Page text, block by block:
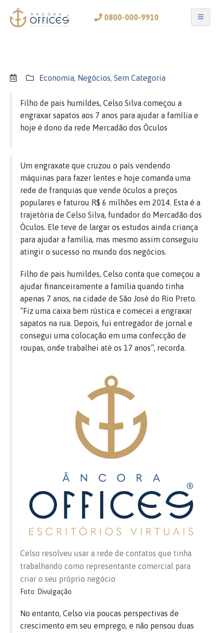
0800-000-9910
Economia, Negócios, Sem Categoria
Filho de pais humildes, Celso Silva começou a
engraxar sapatos aos 7 anos para ajudar a família e
hoje é dono da rede Mercadão dos Óculos
Um engraxate que cruzou o país vendendo
máquinas para fazer lentes e hoje comanda uma
rede de franquias que vende óculos a preços
populares e faturou R$ 6 milhões em 2014. Esta é a
trajetória de Celso Silva, fundador do Mercadão dos
Óculos. Ele teve de largar os estudos ainda criança
para ajudar a família, mas mesmo assim conseguiu
atingir o sucesso no mundo dos negócios.
Filho de pais humildes, Celso conta que começou a
ajudar financeiramente a família quando tinha
apenas 7 anos, na cidade de São José do Rio Preto.
“Fiz uma caixa bem rústica e comecei a engraxar
sapatos na rua. Depois, fui entregador de jornal e
consegui uma colocação em uma confecção de
roupas, onde trabalhei até os 17 anos”, recorda.
Celso resolveu usar a rede de contatos que tinha
trabalhando como representante comercial para
criar o seu próprio negócio
Foto: Divulgação
No entanto, Celso via poucas perspectivas de
crescimento em seu emprego, e não pensou duas